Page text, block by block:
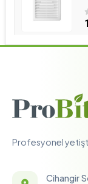
Profesyonel
Cihangir